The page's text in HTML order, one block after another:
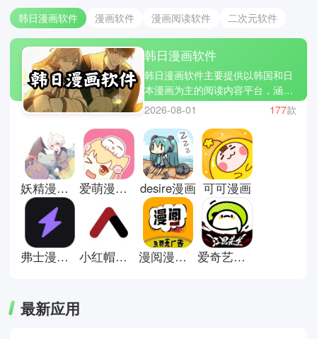
韩日漫画软件 漫画软件 漫画阅读软件 二次元软件
韩日漫画软件
韩日漫画软件主要提供以韩国和日
本漫画为主的阅读内容平台，涵盖
恋爱、冒险、热血、悬疑等多种题
材，满足不同读者的兴趣需求。用
户可以通过手机随时在线阅读，也
可以收藏喜欢的作品进行追更。相
比传统纸质漫画，这类软件更新更
快，内容获取也更方便，适合碎片
时间阅读。部分平台还会根据阅读
习惯进行推荐，让用户更容易发现
相似风格的作品，整体体验偏向轻
松阅读与兴趣延伸。这里有些韩日
漫画软件推荐下载；皮皮漫画，
podo漫画和漫狐。
2026-08-01 177款
妖精漫画下拉式漫画 爱萌漫画软件 desire漫画 可可漫画
弗士漫画安卓版 小红帽漫画 漫阅漫画纯净版 爱奇艺叭嗒漫画
最新应用